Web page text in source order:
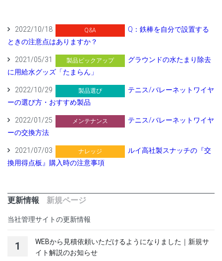
2022/10/18 Q&A
Q：鉄棒を自分で設置する
ときの注意点はありますか？
2021/05/31 製品ピックアップ
グラウンドの水たまり除去
に用給水グッズ「たまらん」
2022/10/29 製品選び
テニス/バレーネットワイヤ
ーの選び方・おすすめ製品
2022/01/25 メンテナンス
テニス/バレーネットワイヤ
ーの交換方法
2021/07/03 ナレッジ
ルイ高社製スナッチの『交
換用得点板』購入時の注意事項
更新情報 新規ページ
当社管理サイトの更新情報
1
WEBから見積依頼いただけるようになりました｜新規サ
イト解説のお知らせ